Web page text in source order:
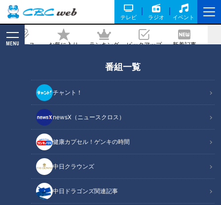
テレビ ラジオ イベント
ニュース お気に入り ランキング ピックアップ 新着記事
MENU
番組一覧
チャント！
newsX（ニュースクロス）
健康カプセル！ゲンキの時間
中日クラウンズ
中日ドラゴンズ関連記事
パン1斤付き」も！岐阜市の超お得なモ
ーニングを大調査
記事に戻る